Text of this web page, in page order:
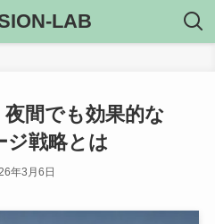
LAB
間でも効果的な
ジ戦略とは
年3月6日